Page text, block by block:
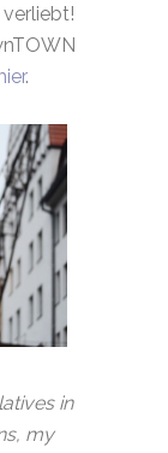
verliebt!
.
in
my